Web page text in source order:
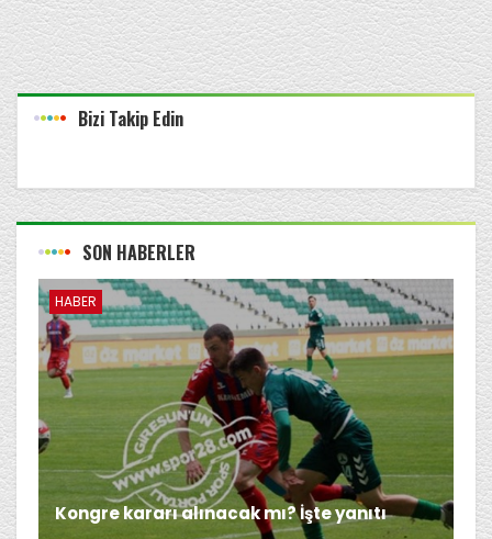
Bizi Takip Edin
SON HABERLER
HABER
Kongre kararı alınacak mı? İşte yanıtı